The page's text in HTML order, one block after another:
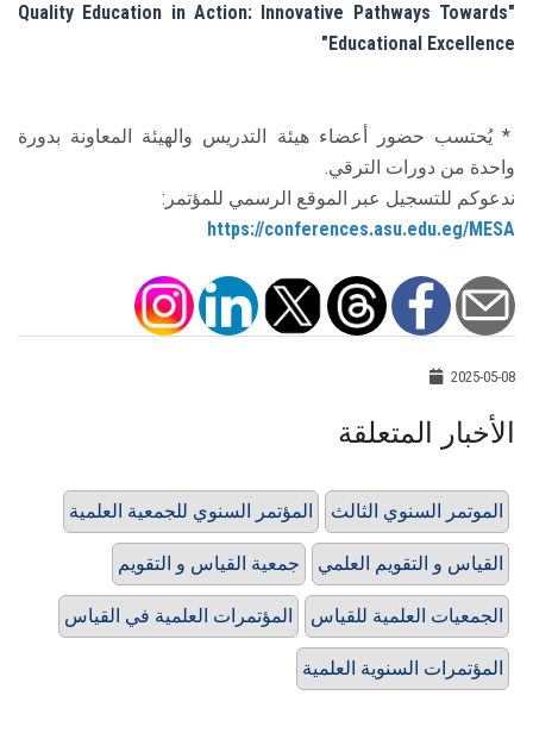
"Quality Education in Action: Innovative Pathways Towards
Educational Excellence"
* يُحتسب حضور أعضاء هيئة التدريس والهيئة المعاونة بدورة
واحدة من دورات الترقي.
ندعوكم للتسجيل عبر الموقع الرسمي للمؤتمر:
https://conferences.asu.edu.eg/MESA
2025-05-08
الأخبار المتعلقة
المؤتمر السنوي للجمعية العلمية الموتمر السنوي الثالث
جمعية القياس و التقويم القياس و التقويم العلمي
المؤتمرات العلمية في القياس الجمعيات العلمية للقياس
المؤتمرات السنوية العلمية